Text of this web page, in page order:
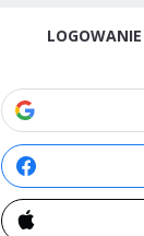
LOGOWANIE